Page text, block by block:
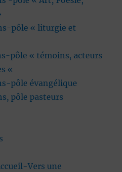
pôle « liturgie et
pôle « témoins, acteurs
«
pôle évangélique
pôle pasteurs
Vers une